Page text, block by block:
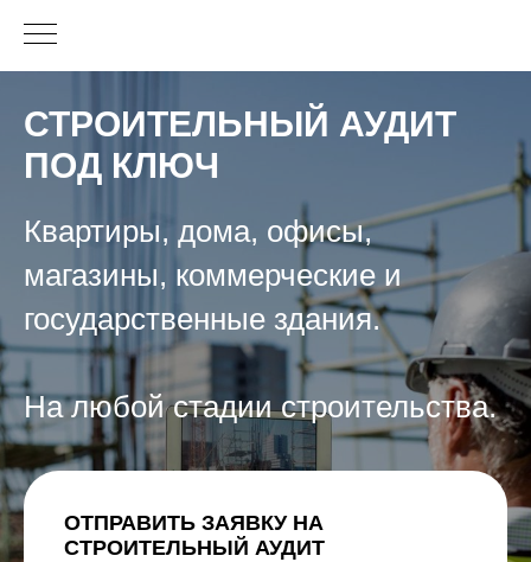
СТРОИТЕЛЬНЫЙ АУДИТ
ПОД КЛЮЧ
Квартиры, дома, офисы,
магазины, коммерческие и
государственные здания.
На любой стадии строительства.
ОТПРАВИТЬ ЗАЯВКУ НА
СТРОИТЕЛЬНЫЙ АУДИТ